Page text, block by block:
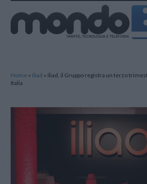
Home » iliad » iliad, il Gruppo registra un terzo
Italia